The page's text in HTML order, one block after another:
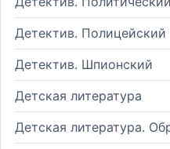
Детектив. Полицейский
Детектив. Шпионский
Детская литература
Детская литература.